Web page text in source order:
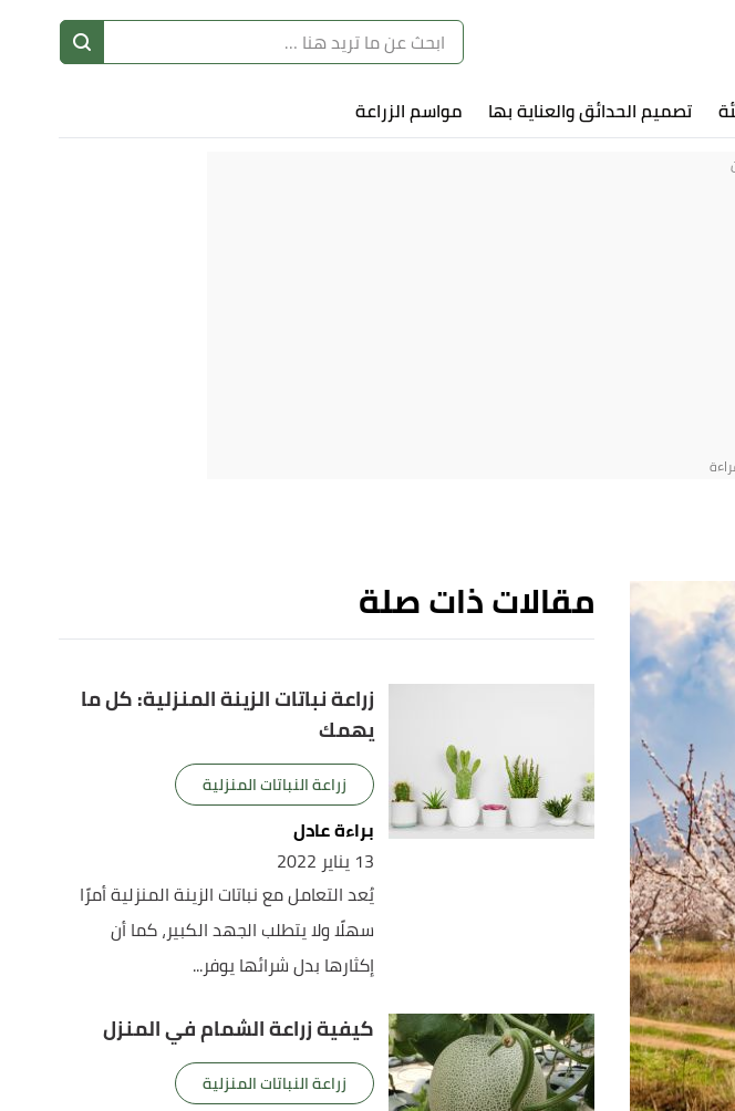
تصميم الحدائق والعناية بها مواسم الزراعة
مقالات ذات صلة
زراعة نباتات الزينة المنزلية: كل ما
يهمك
زراعة النباتات المنزلية
براءة عادل
13 يناير 2022
يُعد التعامل مع نباتات الزينة المنزلية أمرًا
سهلًا ولا يتطلب الجهد الكبير، كما أن
إكثارها بدل شرائها يوفر...
كيفية زراعة الشمام في المنزل
زراعة النباتات المنزلية